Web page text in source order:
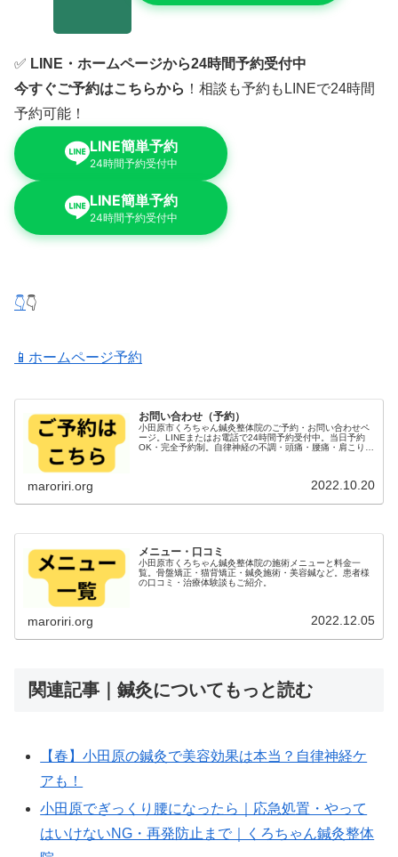
✅ LINE・ホームページから24時間予約受付中
今すぐご予約はこちらから ！相談も予約もLINEで24時間
予約可能！
LINE簡単予約
24時間予約受付中
LINE簡単予約
24時間予約受付中
👇👇
📱ホームページ予約
お問い合わせ（予約）
小田原市くろちゃん鍼灸整体院のご予約・お問い合わせペ
ージ。LINEまたはお電話で24時間予約受付中。当日予約
OK・完全予約制。自律神経の不調・頭痛・腰痛・肩こりで
maroriri.org 2022.10.20
メニュー・口コミ
小田原市くろちゃん鍼灸整体院の施術メニューと料金一
覧。骨盤矯正・猫背矯正・鍼灸施術・美容鍼など。患者様
の口コミ・治療体験談もご紹介。
maroriri.org 2022.12.05
関連記事｜鍼灸についてもっと読む
【春】小田原の鍼灸で美容効果は本当？自律神経ケ
アも！
小田原でぎっくり腰になったら｜応急処置・やって
はいけないNG・再発防止まで｜くろちゃん鍼灸整体